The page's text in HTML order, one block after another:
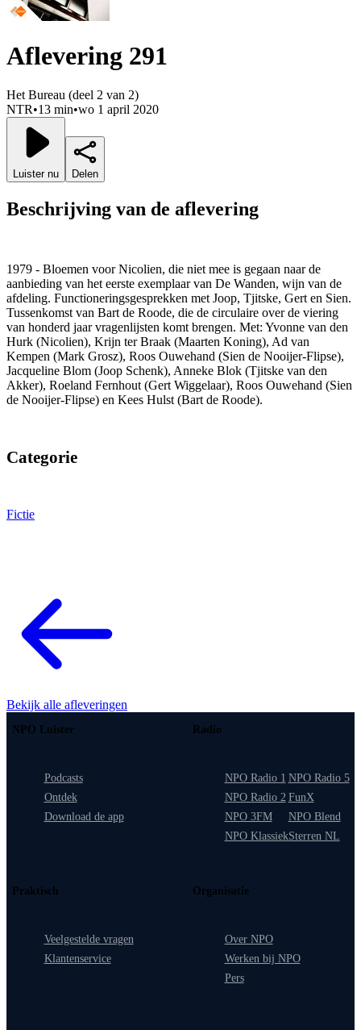
Aflevering 291
Het Bureau (deel 2 van 2)
NTR•13 min•wo 1 april 2020
Luister nu Delen
Beschrijving van de aflevering
1979 - Bloemen voor Nicolien, die niet mee is gegaan naar de
aanbieding van het eerste exemplaar van De Wanden, wijn van de
afdeling. Functioneringsgesprekken met Joop, Tjitske, Gert en Sien.
Tussenkomst van Bart de Roode, die de circulaire over de viering
van honderd jaar vragenlijsten komt brengen. Met: Yvonne van den
Hurk (Nicolien), Krijn ter Braak (Maarten Koning), Ad van
Kempen (Mark Grosz), Roos Ouwehand (Sien de Nooijer-Flipse),
Jacqueline Blom (Joop Schenk), Anneke Blok (Tjitske van den
Akker), Roeland Fernhout (Gert Wiggelaar), Roos Ouwehand (Sien
de Nooijer-Flipse) en Kees Hulst (Bart de Roode).
Categorie
Fictie
Bekijk alle afleveringen
NPO Luister
Podcasts
Ontdek
Download de app
Radio
NPO Radio 1
NPO Radio 2
NPO 3FM
NPO Klassiek
NPO Radio 5
FunX
NPO Blend
Sterren NL
Praktisch
Veelgestelde vragen
Klantenservice
Organisatie
Over NPO
Werken bij NPO
Pers